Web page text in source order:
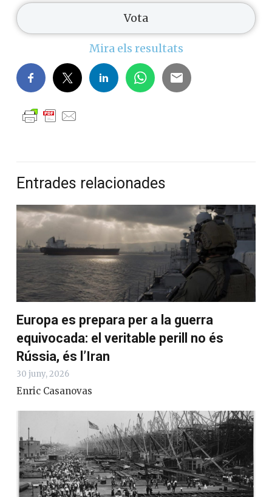
Mira els resultats
Entrades relacionades
Europa es prepara per a la guerra
equivocada: el veritable perill no és
Rússia, és l’Iran
30 juny, 2026
Enric Casanovas